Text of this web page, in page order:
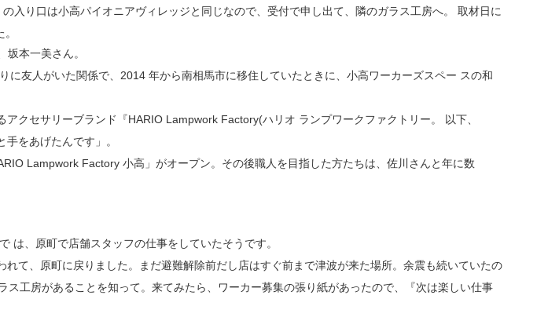
り口は小高パイオニアヴィレッジと同じなので、受付で申し出て、隣のガラス工房へ。 取材日に
本一美さん。
友人がいた関係で、2014 年から南相馬市に移住していたときに、小高ワーカーズスペー スの和
クセサリーブランド『HARIO Lampwork Factory(ハリオ ランプワークファクトリー。 以下、
をあげたんです」。
Lampwork Factory 小高」がオープン。その後職人を目指した方たちは、佐川さんと年に数
は、原町で店舗スタッフの仕事をしていたそうです。
て、原町に戻りました。まだ避難解除前だし店はすぐ前まで津波が来た場所。余震も続いていたの
工房があることを知って。来てみたら、ワーカー募集の張り紙があったので、『次は楽しい仕事